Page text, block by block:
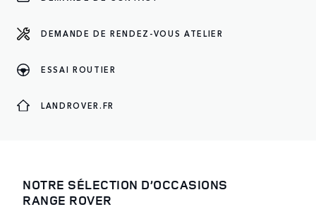
DEMANDE DE RENDEZ-VOUS ATELIER
ESSAI ROUTIER
LANDROVER.FR
NOTRE SÉLECTION D’OCCASIONS
RANGE ROVER